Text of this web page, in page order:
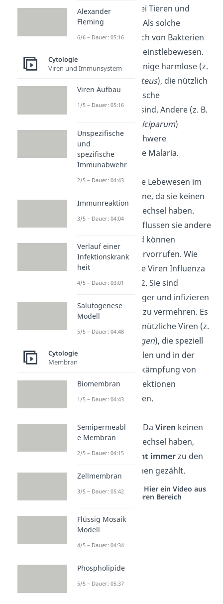
als Parasiten bei Tieren und
Menschen auf. Als solche
ernähren sie sich von Bakterien
und anderen Kleinstlebewesen.
Dabei gibt es einige harmlose (z.
Amoeba proteus), die nützlich
für das ökologische
Gleichgewicht sind. Andere (z. B.
Plasmodium falciparum)
verursachen schwere
Krankheiten wie Malaria.
Virensind keine Lebewesen im
klassischen Sinne, da sie keinen
eigenen Stoffwechsel haben.
Dennoch beeinflussen sie andere
Lebewesen und können
Krankheiten hervorrufen. Wie
zum Beispiel die Viren Influenza
und SARS-CoV-2. Sie sind
Krankheitserreger und infizieren
Zellen, um sich zu vermehren. Es
gibt aber auch nützliche Viren (z.
Bakteriophagen), die speziell
Bakterien befallen und in der
Medizin zur Bekämpfung von
bakteriellen Infektionen
erforscht werden.
Gut zu wissen: DaViren keinen
eigenen Stoffwechsel haben,
werden sie
nicht immerzu den
Mikroorganismen gezählt.
Studyflix vernetzt: Hier ein Video aus
einem anderen Bereich
Alexander
Fleming
6/6 – Dauer: 05:16
Cytologie
Viren und Immunsystem
Viren Aufbau
1/5 – Dauer: 05:16
Unspezifische
und
spezifische
Immunabwehr
2/5 – Dauer: 04:43
Immunreaktion
3/5 – Dauer: 04:04
Verlauf einer
Infektionskrank
heit
4/5 – Dauer: 03:01
Salutogenese
Modell
5/5 – Dauer: 04:48
Cytologie
Membran
Biomembran
1/5 – Dauer: 04:43
Semipermeabl
e Membran
2/5 – Dauer: 04:15
Zellmembran
3/5 – Dauer: 05:42
Flüssig Mosaik
Modell
4/5 – Dauer: 04:34
Phospholipide
5/5 – Dauer: 05:37